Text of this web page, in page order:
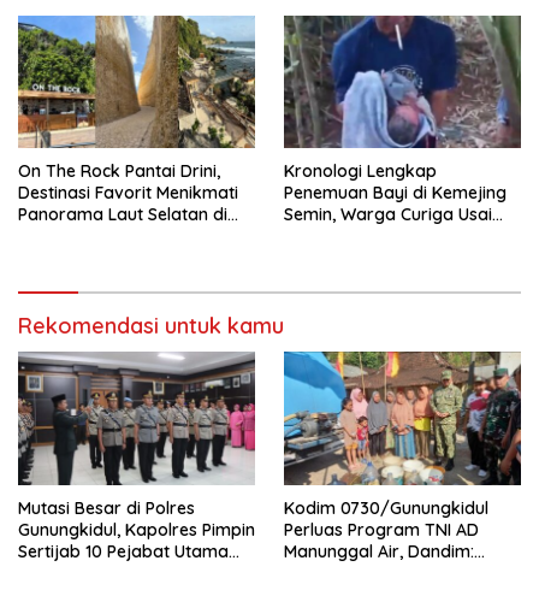
On The Rock Pantai Drini,
Destinasi Favorit Menikmati
Panorama Laut Selatan di
Kronologi Lengkap
Penemuan Bayi di Kemejing
Semin, Warga Curiga Usai
Rekomendasi untuk kamu
Mutasi Besar di Polres
Gunungkidul, Kapolres Pimpin
Sertijab 10 Pejabat Utama
Kodim 0730/Gunungkidul
Perluas Program TNI AD
Manunggal Air, Dandim: